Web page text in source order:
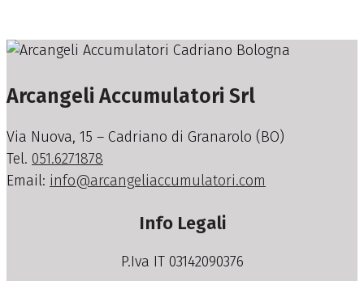
Arcangeli Accumulatori Srl
Via Nuova, 15 – Cadriano di Granarolo (BO)
Tel. 051.6271878
Email: info@arcangeliaccumulatori.com
Info Legali
P.Iva IT 03142090376